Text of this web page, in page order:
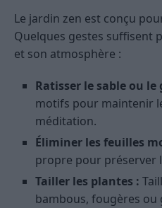
Le jardin zen est conçu
Quelques gestes suffisent
et son atmosphère :
Ratisser le sable ou le
motifs pour maintenir
méditation.
Éliminer les feuilles
propre pour préserver
Tailler les plantes :
bambous, fougères